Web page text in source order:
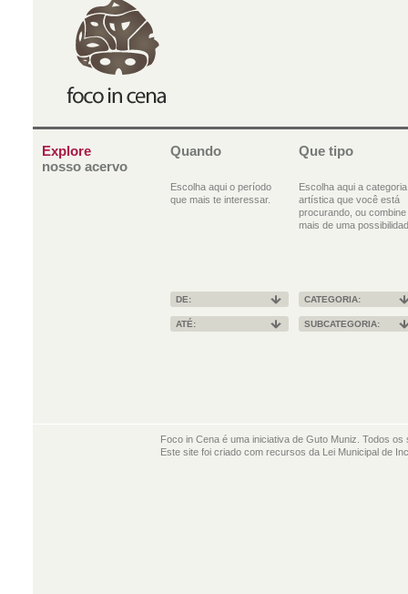
Explore
nosso acervo
Quando
Escolha aqui o período
que mais te interessar.
Que tipo
Escolha aqui a categoria
artística que você está
procurando, ou combine
mais de uma
DE:
ATÉ:
CATEGORIA:
SUBCATEGORIA:
Foco in Cena é uma iniciativa de Guto Muniz. Todos
Este site foi criado com recursos da Lei Municipal de